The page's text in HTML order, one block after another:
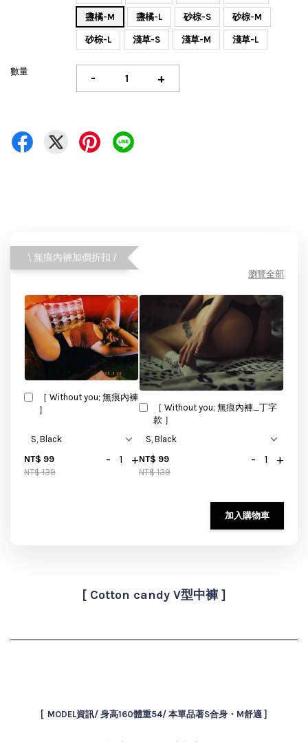
盞橘-M 盞橘-L 砂棕-S 砂棕-M
砂棕-L 淺草-S 淺草-M 淺草-L
數量 - +
\ 無痕內褲加價折扣 /
瀏覽全部
［ Without you; 無痕內褲
］
NT$ 99
NT$ 139
- +
［ Without you; 無痕內褲_丁字
款 ］
NT$ 99
NT$ 139
- +
加入購物車
[ Cotton candy V型中褲 ]
[ MODEL資訊/ 身高160體重54/ 本單品著S合身・M舒適 ]